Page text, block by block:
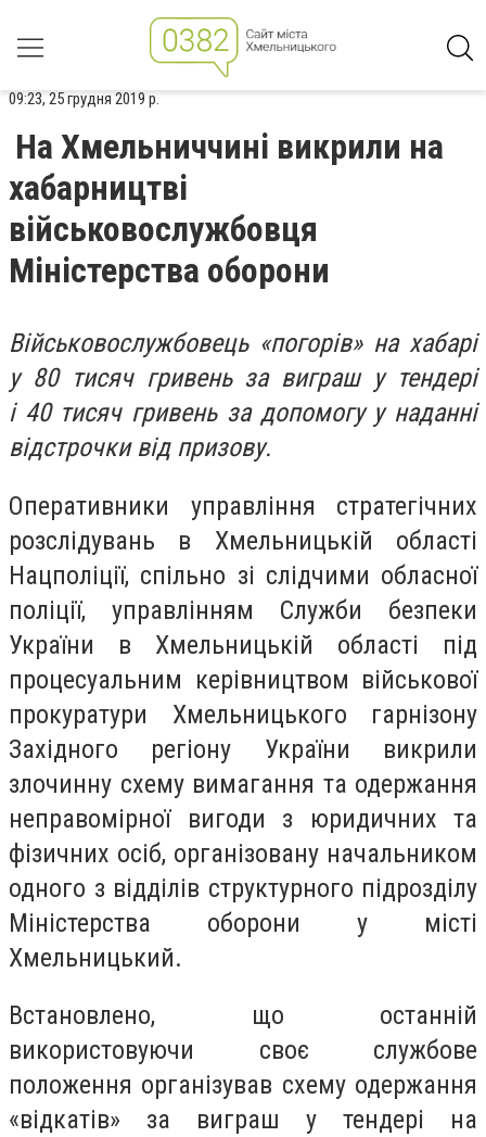
09:23, 25 грудня 2019 р.
На Хмельниччині викрили на
хабарництві
військовослужбовця
Міністерства оборони
Військовослужбовець «погорів» на хабарі
у 80 тисяч гривень за виграш у тендері
і 40 тисяч гривень за допомогу у наданні
відстрочки від призову.
Оперативники управління стратегічних
розслідувань в Хмельницькій області
Нацполіції, спільно зі слідчими обласної
поліції, управлінням Служби безпеки
України в Хмельницькій області під
процесуальним керівництвом військової
прокуратури Хмельницького гарнізону
Західного регіону України викрили
злочинну схему вимагання та одержання
неправомірної вигоди з юридичних та
фізичних осіб, організовану начальником
одного з відділів структурного підрозділу
Міністерства оборони у місті
Хмельницький.
Встановлено, що останній
використовуючи своє службове
положення організував схему одержання
«відкатів» за виграш у тендері на